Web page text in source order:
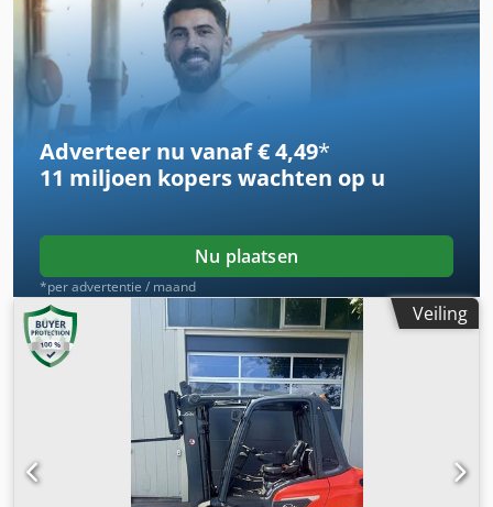
Adverteer nu vanaf € 4,49*
11 miljoen koperswachten op u
Nu plaatsen
*per advertentie / maand
Veiling